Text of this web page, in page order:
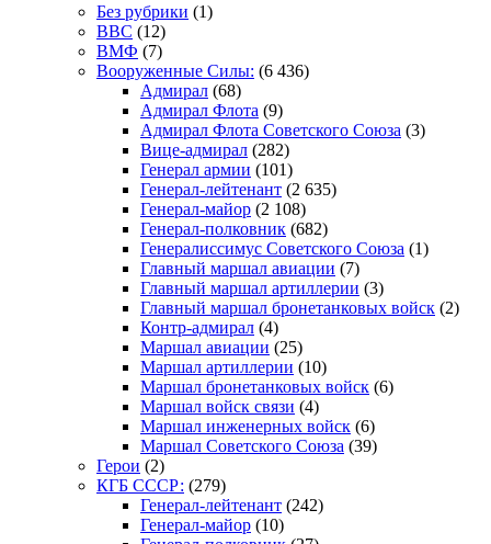
Без рубрики (1)
ВВС (12)
ВМФ (7)
Вооруженные Силы: (6 436)
Адмирал (68)
Адмирал Флота (9)
Адмирал Флота Советского Союза (3)
Вице-адмирал (282)
Генерал армии (101)
Генерал-лейтенант (2 635)
Генерал-майор (2 108)
Генерал-полковник (682)
Генералиссимус Советского Союза (1)
Главный маршал авиации (7)
Главный маршал артиллерии (3)
Главный маршал бронетанковых войск (2)
Контр-адмирал (4)
Маршал авиации (25)
Маршал артиллерии (10)
Маршал бронетанковых войск (6)
Маршал войск связи (4)
Маршал инженерных войск (6)
Маршал Советского Союза (39)
Герои (2)
КГБ СССР: (279)
Генерал-лейтенант (242)
Генерал-майор (10)